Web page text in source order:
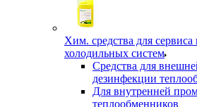
Хим. средства для сервиса
холодильных систем
Средства для
дезинфекции
Для внутренней
теплообменников